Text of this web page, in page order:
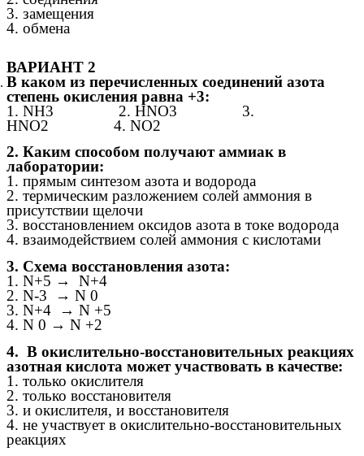
3. замещения
4. обмена
ВАРИАНТ 2
В каком из перечисленных соединений азота
степень окисления равна +3:
1. NH3 2. HNO3 3.
HNO2 4. NO2
2. Каким способом получают аммиак в
лаборатории:
1. прямым синтезом азота и водорода
2. термическим разложением солей аммония в
присутствии щелочи
3. восстановлением оксидов азота в токе водорода
4. взаимодействием солей аммония с кислотами
3. Схема восстановления азота:
1. N+5 → N+4
2. N-3 → N 0
3. N+4 → N +5
4. N 0 → N +2
4. В окислительно-восстановительных реакциях
азотная кислота может участвовать в качестве:
1. только окислителя
2. только восстановителя
3. и окислителя, и восстановителя
4. не участвует в окислительно-восстановительных
реакциях